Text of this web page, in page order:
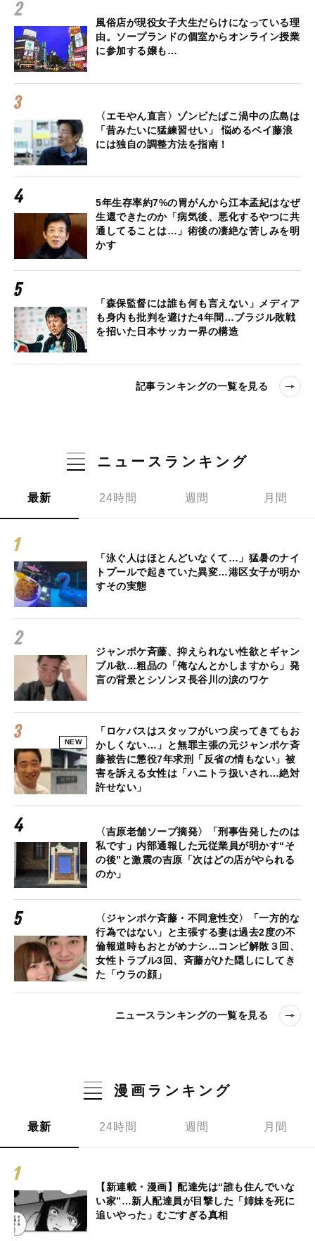
風俗店が現役女子大生だらけになっている理
由。ソープランドの個室からオンライン授業
に参加する嬢も…
〈エモやん直言〉ゾンビたばこ渦中の広島は
「昔みたいに猛練習せい」 悩めるベイ藤浪
には独自の調整方法を指南！
5年生存率約7%の胃がんから江本孟紀はなぜ
生還できたのか「病気後、悪化するやつに共
通してることは…」術後の凄絶な苦しみを明
かす
「森保監督には誰も何も言えない」メディア
も身内も批判を避けた4年間…ブラジル敗戦
を招いた日本サッカー界の構造
記事ランキングの一覧を見る
ニュースランキング
最新 24時間 週間 月間
「泳ぐ人はほとんどいなくて…」猛暑のナイ
トプールで起きていた異変…港区女子が明か
すその実態
ジャンポケ斉藤、抑えられない性欲とギャン
ブル欲…粗品の「俺なんとかしますから」発
言の背景とシソンヌ長谷川の涙のワケ
NEW
「ロケバスはスタッフがいつ戻ってきてもお
かしくない…」と無罪主張の元ジャンポケ斉
藤被告に懲役7年求刑「反省の情もない」被
害を訴える女性は「ハニトラ扱いされ…絶対
許せない」
〈吉原老舗ソープ摘発〉「刑事告発したのは
私です」内部通報した元従業員が明かす“そ
の後”と激震の吉原「次はどの店がやられる
のか」
〈ジャンポケ斉藤・不同意性交〉「一方的な
行為ではない」と主張する妻は過去2度の不
倫報道時もおとがめナシ…コンビ解散３回、
女性トラブル3回、斉藤がひた隠しにしてき
た「ウラの顔」
ニュースランキングの一覧を見る
漫画ランキング
最新 24時間 週間 月間
【新連載・漫画】配達先は“誰も住んでいな
い家”…新人配達員が目撃した「姉妹を死に
追いやった」むごすぎる真相